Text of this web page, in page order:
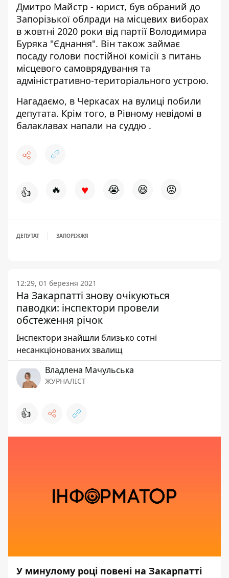
Дмитро Майстр - юрист, був обраний до
Запорізької облради на місцевих виборах
в жовтні 2020 роки від партії Володимира
Буряка "Єднання". Він також займає
посаду голови постійної комісії з питань
місцевого самоврядування та
адміністративно-територіального устрою.
Нагадаємо, в Черкасах на вулиці побили
депутата. Крім того, в Рівному невідомі в
балаклавах напали на суддю .
👍 🔥 ♥ 😭 😆 😡
ДЕПУТАТ ЗАПОРІЖЖЯ
12:29, 01 березня 2021
На Закарпатті знову очікуються
паводки: інспектори провели
обстеження річок
Інспектори знайшли близько сотні
несанкціонованих звалищ
Владлена Мачульська
ЖУРНАЛІСТ
👍
У минулому році повені на Закарпатті